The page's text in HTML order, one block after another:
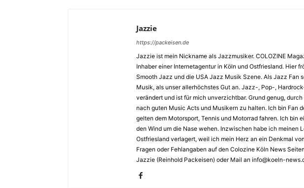
Jazzie
https://packeisen.de
Jazzie ist mein Nickname als Jazzmusiker. COLOZINE
Inhaber einer Internetagentur in Köln und Ostfriesland. Hier
Smooth Jazz und die USA Jazz Musik Szene. Als Jazz Fan
Musik, als unser allerhöchstes Gut an. Jazz-, Pop-,
verändert und ist für mich unverzichtbar. Grund genug,
nach guten Music Acts und Musikern zu halten. Ich bin Fan
gelten dem Motorsport, Tennis und Motorrad fahren. Ich bin
den Wind um die Nase wehen. Inzwischen habe ich meinen
Ostfriesland verlagert, weil ich mein Herz an ein Denkmal
Fragen oder Fehlangaben auf den Colozine Köln News
Jazzie (Reinhold Packeisen) oder Mail an info@koeln-